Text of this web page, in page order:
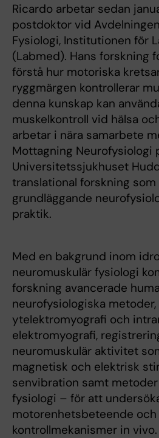
Ricardo arbetar sedan
postdoktor vid
Fysiologi, Institutionen för
(Labmed). Hans forskning
förstå hur motoriska
ryggmärgen kontrollerar
denna kunskap kan
muskelkontroll vid hälsa
arbetar i nära samarbete
Mottagning Neurofysiologi
Universitetssjukhuset
translational forskning
grundläggande
praktik.
Med en bakgrund inom
neuromuskulär fysiologi
forskning avancerade
neurofysiologiska
ytelektromyografi och
elektromyografi,
neuromuskulär aktivitet
magnetisk och elektrisk
senvibration samt
fysiologi – för att
motorenhetsbeteende och
kontrollmekanismer in vivo.